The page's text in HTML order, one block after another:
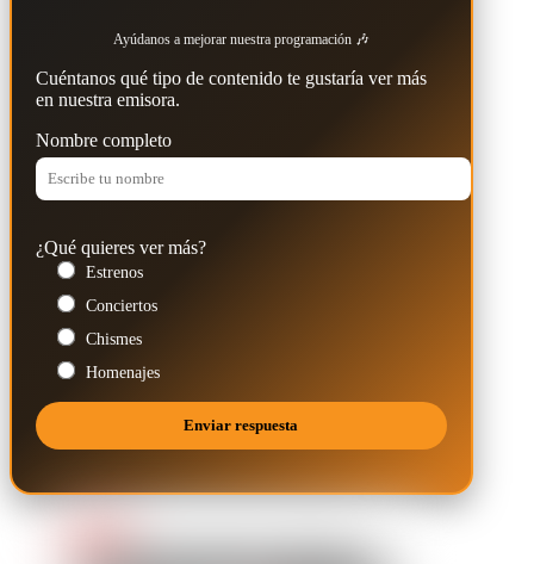
Ayúdanos a mejorar nuestra programación 🎶
Cuéntanos qué tipo de contenido te gustaría ver más
en nuestra emisora.
Nombre completo
¿Qué quieres ver más?
Estrenos
Conciertos
Chismes
Homenajes